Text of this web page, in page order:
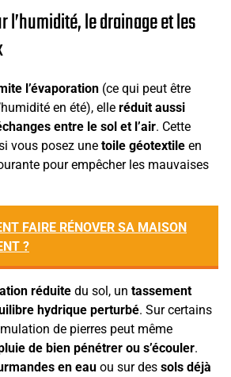
l’humidité, le drainage et les
l’évaporation (ce qui peut être
en été), elle réduit aussi
entre le sol et l’air. Cette
vous posez une toile géotextile en
pour empêcher les mauvaises
FAIRE RÉNOVER SA MAISON
?
réduite du sol, un tassement
hydrique perturbé. Sur certains
de pierres peut même
de bien pénétrer ou s’écouler.
en eau ou sur des sols déjà